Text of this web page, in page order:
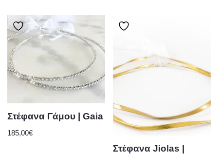
Στέφανα Γάμου | Gaia
185,00€
Στέφανα Jiolas |